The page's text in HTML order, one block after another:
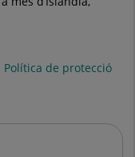
Política de protecció